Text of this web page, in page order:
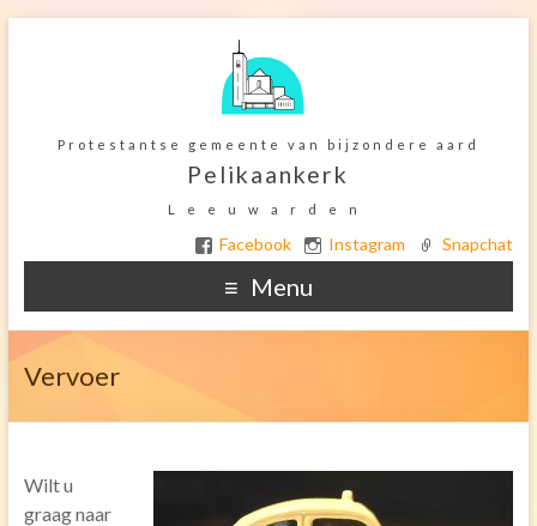
Protestantse gemeente van bijzondere aard
Pelikaankerk
Leeuwarden
Facebook Instagram Snapchat
Menu
Home
Vervoer
Wilt u
graag naar